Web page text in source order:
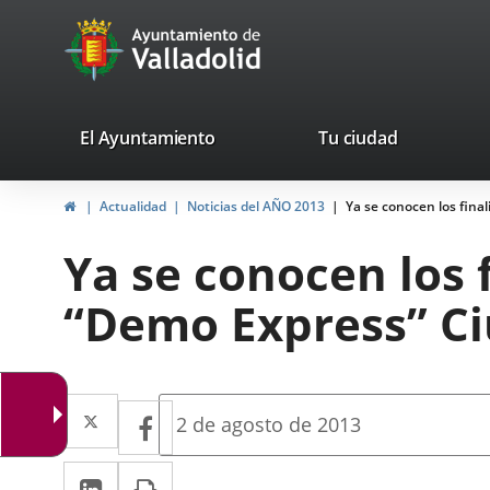
Portal
Web
Ayuntamiento
de
valladolid.es
El Ayuntamiento Tu ciudad
HomeActualidad Noticias del AÑO 2013 Ya se conocen los
Ya se conocen
“Demo Express”
Twitter
Enlace
a
Facebook
Enlace
a
Linkedin
Enlace
Fecha
la
2 de agosto de 2013